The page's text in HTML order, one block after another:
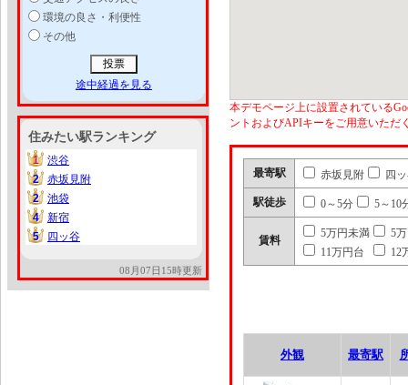
環境の良さ・利便性
その他
途中経過を見る
住みたい駅ランキング
1
1
渋谷
2
2
赤坂見附
2
2
池袋
4
4
新宿
5
5 四ッ谷
08月07日15時更新
本デモページ上に設置されている
ントおよびAPIキーをご用意いただ
最寄駅 赤坂見附 四
駅徒歩 0～5分 5～10
賃料
5万円未満
5
11万円台
12
外観 最寄駅